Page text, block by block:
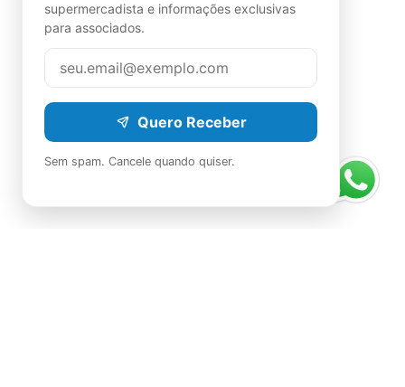
supermercadista e informações exclusivas
para associados.
Quero Receber
Sem spam. Cancele quando quiser.